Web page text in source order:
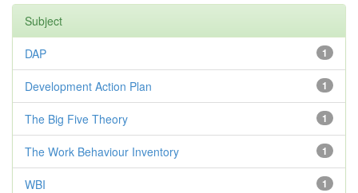
Subject
1
DAP
1
Development Action Plan
1
The Big Five Theory
1
The Work Behaviour Inventory
1
WBI